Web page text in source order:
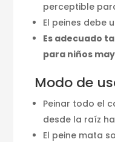
perceptible
El peines debe
Es adecuado
para niños
Modo de
Peinar todo el
desde la raíz
El peine mata